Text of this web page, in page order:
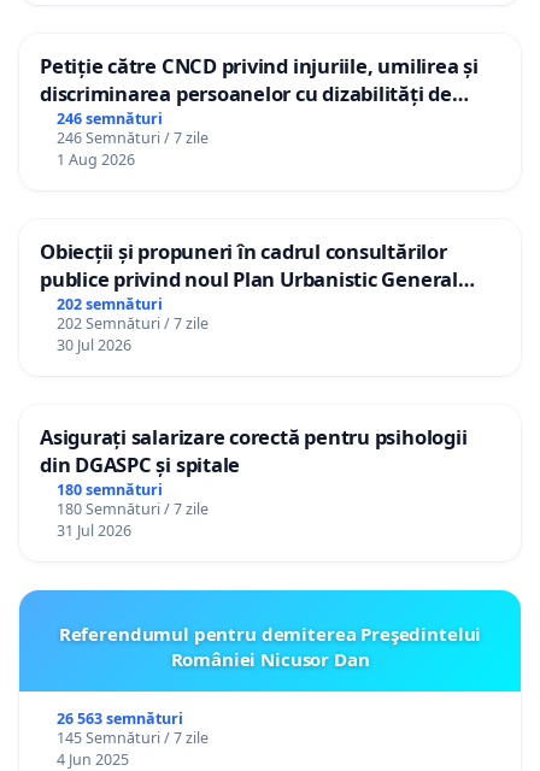
Petiție către CNCD privind injuriile, umilirea și
discriminarea persoanelor cu dizabilități de
către utilizatorul TikTok „Gorici”
246 semnături
246 Semnături / 7 zile
1 Aug 2026
Obiecții și propuneri în cadrul consultărilor
publice privind noul Plan Urbanistic General
(PUG) Ialoveni
202 semnături
202 Semnături / 7 zile
30 Jul 2026
Asigurați salarizare corectă pentru psihologii
din DGASPC și spitale
180 semnături
180 Semnături / 7 zile
31 Jul 2026
Referendumul pentru demiterea Preşedintelui
României Nicusor Dan
26 563 semnături
145 Semnături / 7 zile
4 Jun 2025